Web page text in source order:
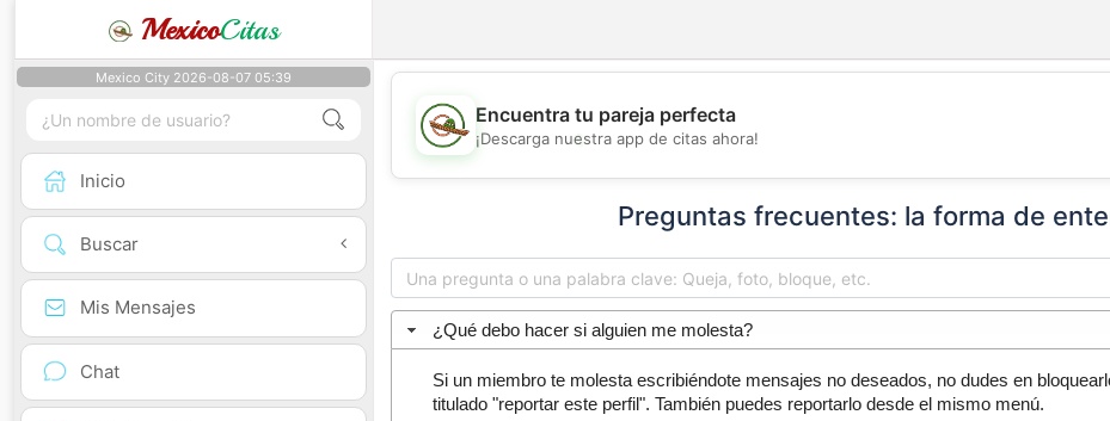
MexicoCitas
Mexico City 2026-08-07 05:39
Inicio
Buscar
Mis Mensajes
Chat
💖
💕
Encuentra tu pareja perfecta
¡Descarga nuestra app de citas ahora!
Preguntas frecuentes: la forma de
¿Qué debo hacer si alguien me molesta?
Si un miembro te molesta escribiéndote mensajes no deseados, no dudes en
titulado "reportar este perfil". También puedes reportarlo desde el mismo menú.